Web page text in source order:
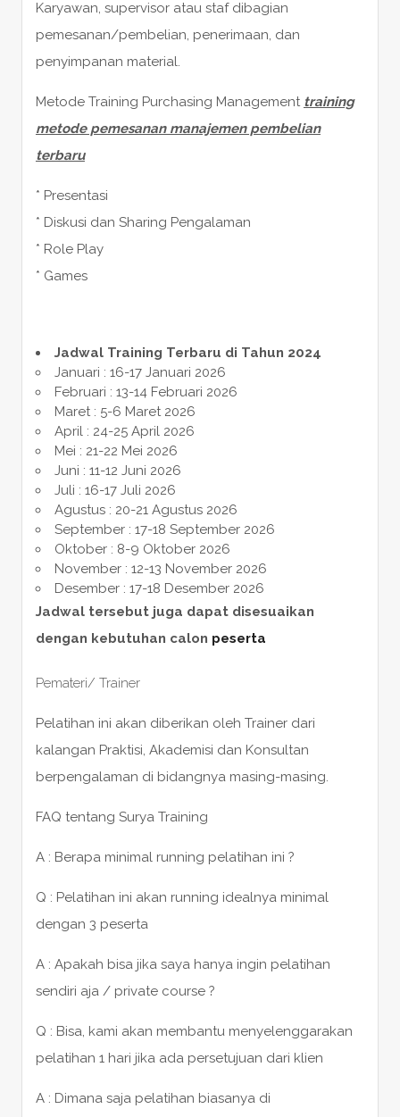
Karyawan, supervisor atau staf dibagian
pemesanan/pembelian, penerimaan, dan
penyimpanan material.
Metode Training Purchasing Management training
metode pemesanan manajemen pembelian
terbaru
* Presentasi
* Diskusi dan Sharing Pengalaman
* Role Play
* Games
Jadwal Training Terbaru di Tahun 2024
Januari : 16-17 Januari 2026
Februari : 13-14 Februari 2026
Maret : 5-6 Maret 2026
April : 24-25 April 2026
Mei : 21-22 Mei 2026
Juni : 11-12 Juni 2026
Juli : 16-17 Juli 2026
Agustus : 20-21 Agustus 2026
September : 17-18 September 2026
Oktober : 8-9 Oktober 2026
November : 12-13 November 2026
Desember : 17-18 Desember 2026
Jadwal tersebut juga dapat disesuaikan
dengan kebutuhan calon peserta
Pemateri/ Trainer
Pelatihan ini akan diberikan oleh Trainer dari
kalangan Praktisi, Akademisi dan Konsultan
berpengalaman di bidangnya masing-masing.
FAQ tentang Surya Training
A : Berapa minimal running pelatihan ini ?
Q : Pelatihan ini akan running idealnya minimal
dengan 3 peserta
A : Apakah bisa jika saya hanya ingin pelatihan
sendiri aja / private course ?
Q : Bisa, kami akan membantu menyelenggarakan
pelatihan 1 hari jika ada persetujuan dari klien
A : Dimana saja pelatihan biasanya di